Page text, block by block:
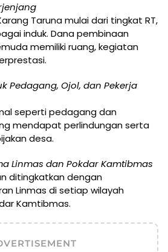
Taruna mulai dari tingkat RT,
induk. Dana pembinaan
memiliki ruang, kegiatan
Pedagang, Ojol, dan Pekerja
seperti pedagang dan
mendapat perlindungan serta
desa.
Linmas dan Pokdar Kamtibmas
ditingkatkan dengan
Linmas di setiap wilayah
Kamtibmas.